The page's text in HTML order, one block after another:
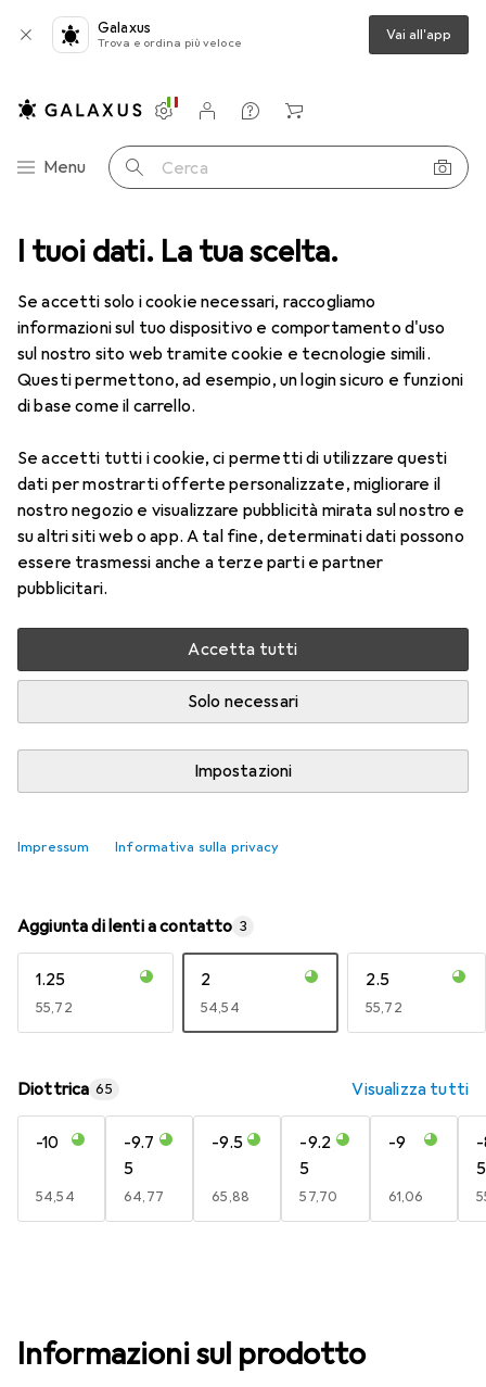
I tuoi dati. La tua scelta.
Se accetti solo i cookie necessari, raccogliamo
informazioni sul tuo dispositivo e comportamento d'uso
sul nostro sito web tramite cookie e tecnologie simili.
Questi permettono, ad esempio, un login sicuro e funzioni
di base come il carrello.
Se accetti tutti i cookie, ci permetti di utilizzare questi
dati per mostrarti offerte personalizzate, migliorare il
nostro negozio e visualizzare pubblicità mirata sul nostro e
su altri siti web o app. A tal fine, determinati dati possono
essere trasmessi anche a terze parti e partner
pubblicitari.
Accetta tutti
Solo necessari
Impostazioni
Impressum Informativa sulla privacy
Galaxus
Trova e ordina più veloce Vai all'app
Categoria Navigazione
Menu Cerca
Impostazioni
Conto cliente
Liste di confronto
Liste dei desideri
Carrello
Ottica Lenti a contatto Air Optix HydraGlyde MF 6
1 Immagine
Air Optix HydraGlyde MF 6
-3.75, Obiettivo mensile, 6 pz., Multifocale
Prezzo in EUR IVA incl.
EUR
54,54 EUR
9,09/1pz.
9
Valutazioni
Consegna tra lun, 17/8 e mer, 19/8
Più di 10 pezzi in stock presso il fornitore
Confronta Salva nella lista
spedizione gratuita
Aggiunta di lenti a contatto 3
1.25
EUR
55,72
2
EUR
54,54
2.5
EUR
55,72
Diottrica 65 Visualizza tutti
-10
EUR
54,54
-9.7
5
EUR
64,77
-9.5
EUR
65,88
-9.2
5
EUR
57,70
-9
EUR
61,06
5
Informazioni sul prodotto